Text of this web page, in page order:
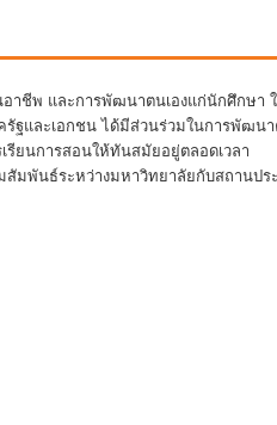
อาชีพ และการพัฒนาตนเองแก่นักศึกษา
ครัฐและเอกชน ได้มีส่วนร่วมในการพัฒ
รียนการสอนให้ทันสมัยอยู่ตลอดเวลา
มสัมพันธ์ระหว่างมหาวิทยาลัยกับสถาน